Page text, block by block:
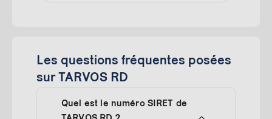
Les questions fréquentes posées
sur TARVOS RD
Quel est le numéro SIRET de